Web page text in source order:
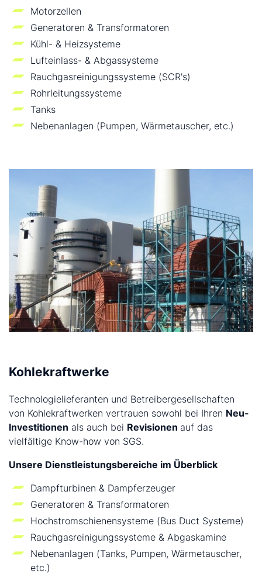
Motorzellen
Generatoren & Transformatoren
Kühl- & Heizsysteme
Lufteinlass- & Abgassysteme
Rauchgasreinigungssysteme (SCR's)
Rohrleitungssysteme
Tanks
Nebenanlagen (Pumpen, Wärmetauscher, etc.)
Kohlekraftwerke
Technologielieferanten und Betreibergesellschaften
von Kohlekraftwerken vertrauen sowohl bei Ihren Neu-
Investitionen als auch bei Revisionen auf das
vielfältige Know-how von SGS.
Unsere Dienstleistungsbereiche im Überblick
Dampfturbinen & Dampferzeuger
Generatoren & Transformatoren
Hochstromschienensysteme (Bus Duct Systeme)
Rauchgasreinigungssysteme & Abgaskamine
Nebenanlagen (Tanks, Pumpen, Wärmetauscher,
etc.)